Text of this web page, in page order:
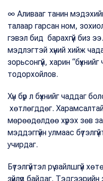
∞ Аливааг танин
талаар гарсан ном,
гэвэл бид барахгүй биз
мэдлэгтэй хүний хийж
зорьсонгүй, харин
тодорхойлов.
Хүн бүр л бүхнийг чаддаг
хөтлөгддөг.
мөрөөдөлдөө хүрэх зөв
мэддэггүйн улмаас
учирдаг.
Бүтэлгүйтэл рүү зайлшгүй
зүйлүүд байдаг.